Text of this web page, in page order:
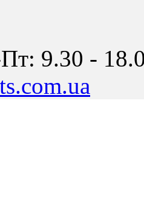
9.30 -